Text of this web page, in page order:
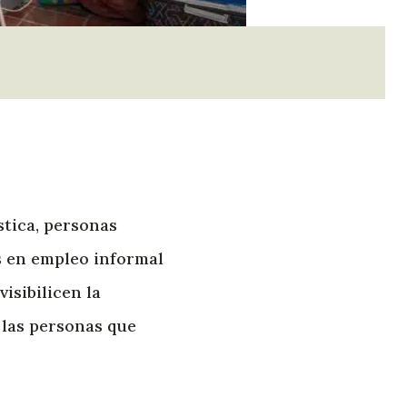
personas
en empleo informal
la
personas que